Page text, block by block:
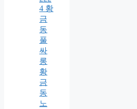
4 황
금
동
풀
싸
롱
황
금
동
노